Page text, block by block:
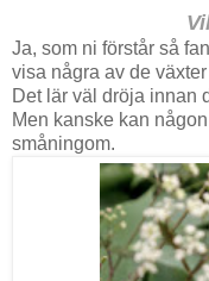
Ja, som ni förstår så
visa några av de
Det lär väl dröja innan
Men kanske kan
småningom.